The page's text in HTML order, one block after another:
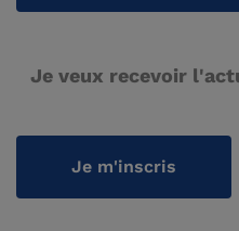
Je veux recevoir
Je m'inscris